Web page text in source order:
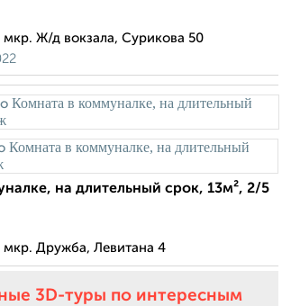
Ж/д вокзала, Сурикова 50
на длительный срок, 13м², 2/5
Дружба, Левитана 4
3D-туры по интересным